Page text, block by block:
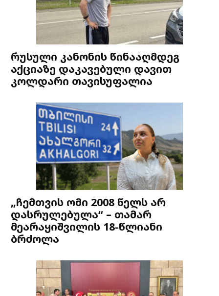
რუსული კანონის წინააღმდეგ
აქციაზე დაკავებული დავით
კოლდარი თავისუფალია
„ჩემთვის ომი 2008 წელს არ
დასრულებულა“ – თამარ
მეარაყიშვილის 18-წლიანი
ბრძოლა